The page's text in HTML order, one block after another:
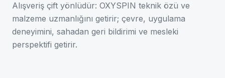
Alışveriş çift yönlüdür: OXYSPIN teknik özü ve
malzeme uzmanlığını getirir; çevre, uygulama
deneyimini, sahadan geri bildirimi ve mesleki
perspektifi getirir.